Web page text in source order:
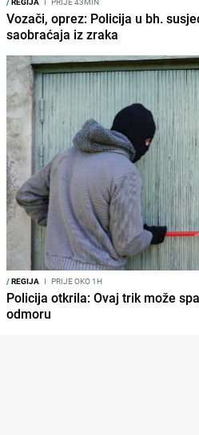
Vozači, oprez: Policija u bh.
saobraćaja iz zraka
/REGIJA I PRIJE OKO 1H
Policija otkrila: Ovaj trik može
odmoru